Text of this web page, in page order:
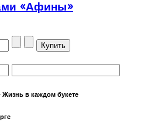
«Афины»
в каждом букете